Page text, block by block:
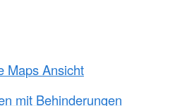
Maps Ansicht
mit Behinderungen